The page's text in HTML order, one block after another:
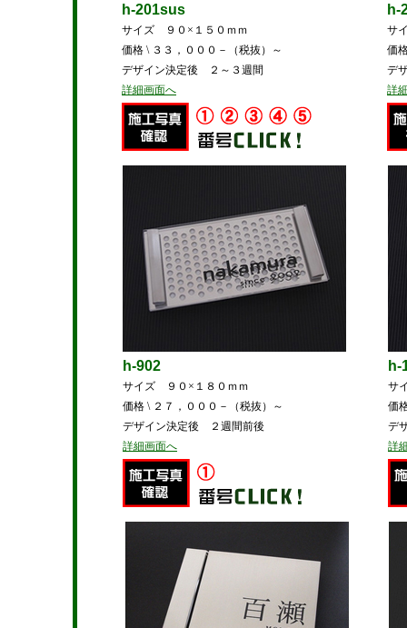
h-201sus
サイズ ９０×１５０ｍｍ
価格 \ ３３，０００－（税抜）～
デザイン決定後 ２～３週間
詳細画面へ
h-
サ
価
デ
詳
h-902
サイズ ９０×１８０ｍｍ
価格 \ ２７，０００－（税抜）～
デザイン決定後 ２週間前後
詳細画面へ
h-
サ
価
デ
詳